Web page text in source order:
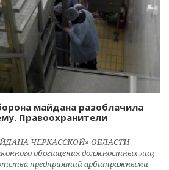
майдана разоблачила
Правоохранители
ЧЕРКАССКОЙ» ОБЛАСТИ
обогащения должностных лиц
предприятий арбитражными